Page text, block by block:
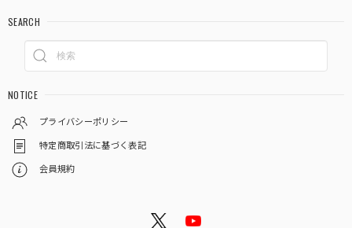
SEARCH
NOTICE
プライバシーポリシー
特定商取引法に基づく表記
会員規約